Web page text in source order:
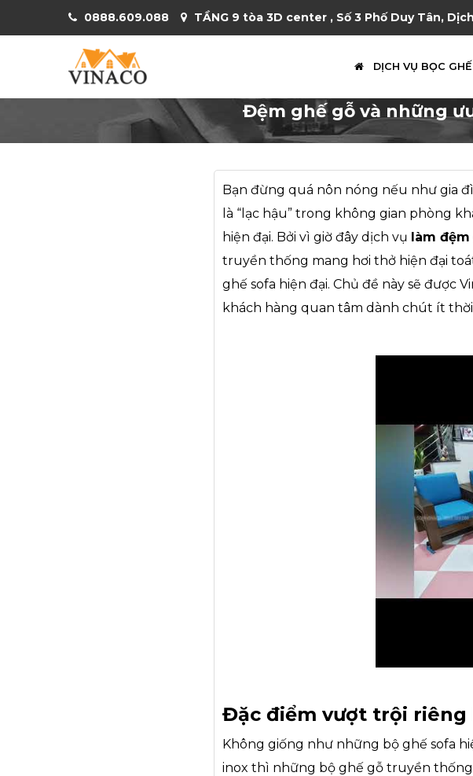
0888.609.088 TẦNG 9 tòa 3D center , Số 3 Phố Duy Tân,
DỊCH VỤ BỌC GHẾ
Đệm ghế gỗ và những
Bạn đừng quá nôn nóng nếu như gia
là “lạc hậu” trong không gian phòng
hiện đại. Bởi vì giờ đây dịch vụ làm
truyền thống mang hơi thở hiện đại
ghế sofa hiện đại. Chủ đề này sẽ được
khách hàng quan tâm dành chút ít
Đặc điểm vượt trội
Không giống như những bộ ghế sofa
inox thì những bộ ghế gỗ truyền